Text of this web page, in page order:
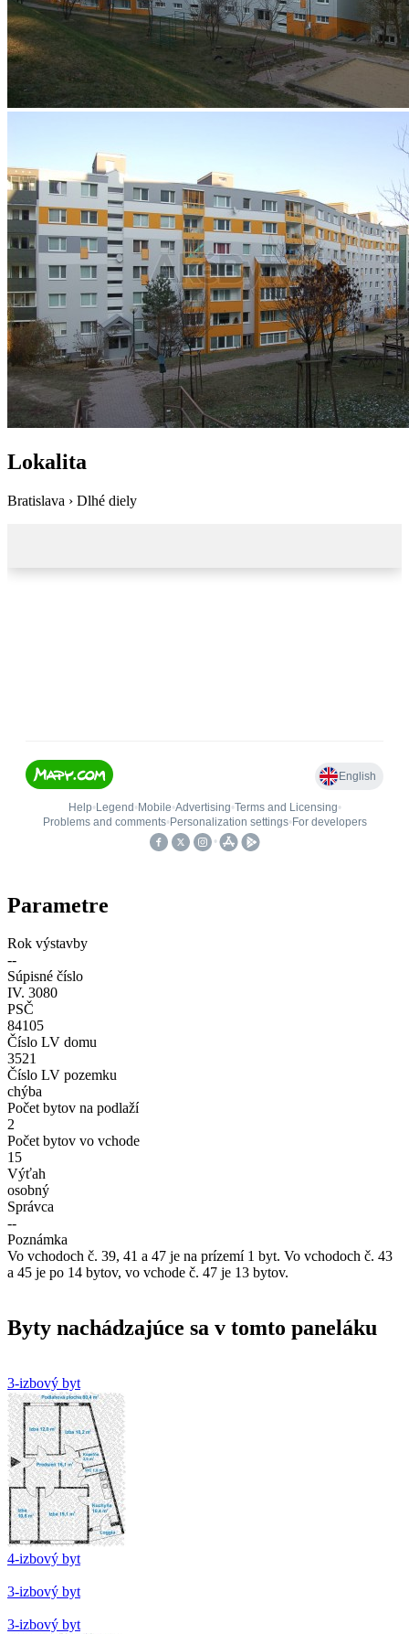
Lokalita
Bratislava › Dlhé diely
Parametre
Rok výstavby
--
Súpisné číslo
IV. 3080
PSČ
84105
Číslo LV domu
3521
Číslo LV pozemku
chýba
Počet bytov na podlaží
2
Počet bytov vo vchode
15
Výťah
osobný
Správca
--
Poznámka
Vo vchodoch č. 39, 41 a 47 je na prízemí 1 byt. Vo vchodoch č. 43
a 45 je po 14 bytov, vo vchode č. 47 je 13 bytov.
Byty nachádzajúce sa v tomto paneláku
3-izbový byt
4-izbový byt
3-izbový byt
3-izbový byt